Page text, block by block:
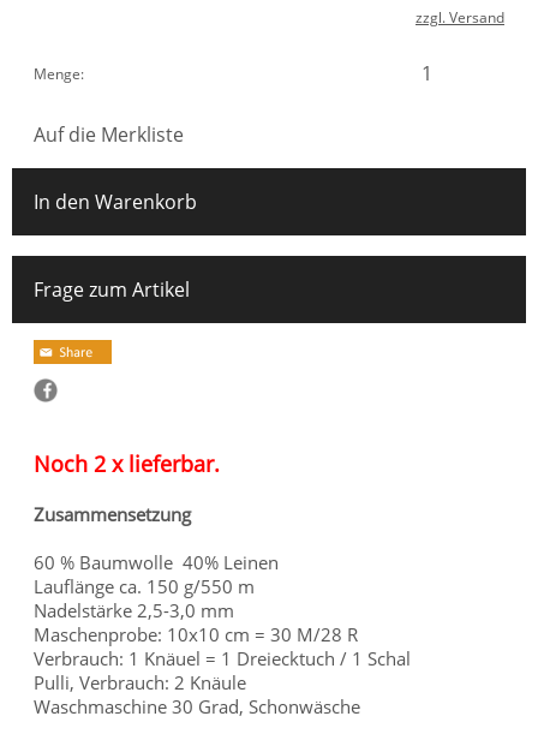
zzgl. Versand
Menge:
Auf die Merkliste
In den Warenkorb
Frage zum Artikel
Noch 2 x lieferbar.
Zusammensetzung
60 % Baumwolle 40% Leinen
Lauflänge ca. 150 g/550 m
Nadelstärke 2,5-3,0 mm
Maschenprobe: 10x10 cm = 30 M/28 R
Verbrauch: 1 Knäuel = 1 Dreiecktuch / 1 Schal
Pulli, Verbrauch: 2 Knäule
Waschmaschine 30 Grad, Schonwäsche